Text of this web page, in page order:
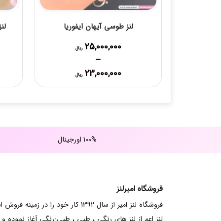
لنز طوسی آیهان ایفوریا
25,000,000 ریال
–
23,000,000 ریال
Price
range:
100% اورجینال
فروشگاه امیرلنز
فروشگاه لنز امیر از سال 1392 کار خود را در زمینه